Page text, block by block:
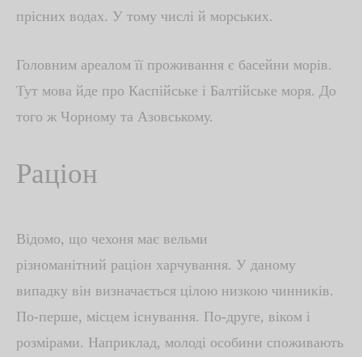
прісних водах. У тому числі й морських.
Головним ареалом її проживання є басейни морів.
Тут мова йде про Каспійське і Балтійське моря. До
того ж Чорному та Азовському.
Раціон
Відомо, що чехоня має вельми
різноманітний раціон харчування. У даному
випадку він визначається цілою низкою чинників.
По-перше, місцем існування. По-друге, віком і
розмірами. Наприклад, молоді особини споживають